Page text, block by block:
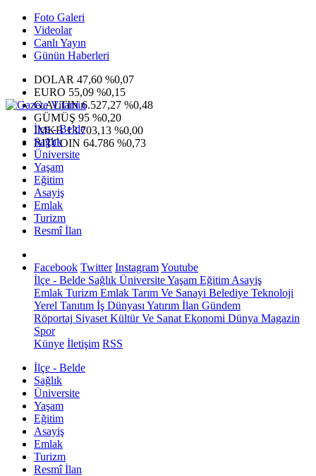
Foto Galeri
Videolar
Canlı Yayın
Günün Haberleri
DOLAR 47,60 %0,07
EURO 55,09 %0,15
G.ALTIN6.527,27 %0,48
GÜMÜŞ 95 %0,20
IMKB13.703,13 %0,00
BITCOIN 64.786 %0,73
İlçe - Belde
Sağlık
Üniversite
Yaşam
Eğitim
Asayiş
Emlak
Turizm
Resmî İlan
Facebook Twitter InstagramYoutube
İlçe - Belde Sağlık ÜniversiteYaşam Eğitim Asayiş
Emlak Turizm Emlak Tarım Ve Sanayi Belediye Teknoloji
Yerel Tanıtım İş Dünyası Yatırım İlan Gündem
Röportaj Siyaset Kültür Ve Sanat Ekonomi Dünya Magazin
Spor
Künye İletişim RSS
İlçe - Belde
Sağlık
Üniversite
Yaşam
Eğitim
Asayiş
Emlak
Turizm
Resmî İlan